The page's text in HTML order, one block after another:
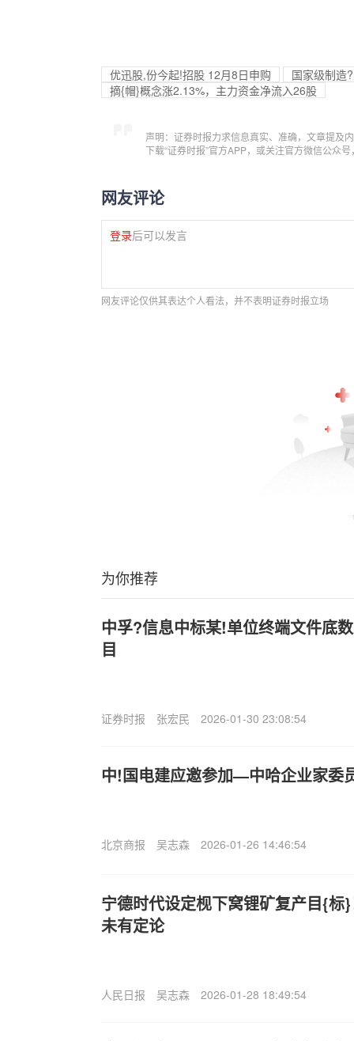
优迅股,份今起!招股 12月8日申购
国家级制造
摘{帽}概念涨2.13%，主力资金净流入26股
声明：证券时报力求信息真实、准确，文章提及
下载“证券时报”官方APP，或关注官方微信公众
网友评论
登录后可以发言
网友评论仅供其表达个人看法，并不表明证券时报立场
为你推荐
中孚?信息中标某!单位终端文件底
目
证券时报 张宏民 2026-01-30 23:08:54
中!国电建应邀参加—中哈企业家委
北京商报 吴志森 2026-01-26 14:46:54
宁德时代设定枧下窝锂矿复产目{标
未有定论
人民日报 吴志森 2026-01-28 18:49:54